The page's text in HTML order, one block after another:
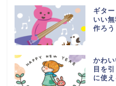
ギタ
いい
作ろう
かわ
目を
に使